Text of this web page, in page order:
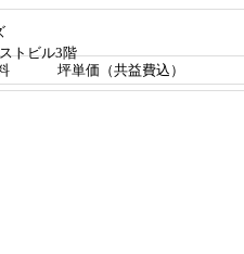
坪単価（共益費込）
トビル3階